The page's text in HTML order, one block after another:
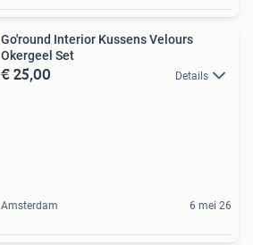
Go'round Interior Kussens Velours
Okergeel Set
€ 25,00 Details
Amsterdam 6 mei 26